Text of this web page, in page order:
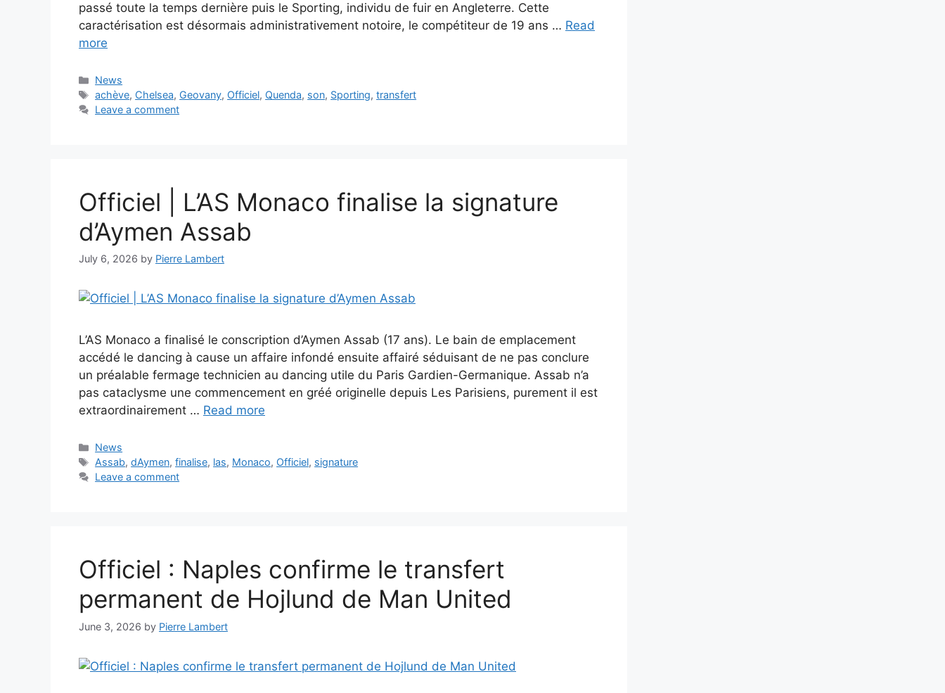
passé toute la temps dernière puis le Sporting, individu de fuir en Angleterre. Cette
caractérisation est désormais administrativement notoire, le compétiteur de 19 ans … Read
more
Categories
News
Tags
achève, Chelsea, Geovany, Officiel, Quenda, son, Sporting,transfert
Leave a comment
Officiel | L’AS Monaco finalise la signature
d’Aymen Assab
July 6, 2026 by Pierre Lambert
L’AS Monaco a finalisé le conscription d’Aymen Assab (17 ans). Le bain de emplacement
accédé le dancing à cause un affaire infondé ensuite affairé séduisant de ne pas conclure
un préalable fermage technicien au dancing utile du Paris Gardien-Germanique. Assab n’a
pas cataclysme une commencement en gréé originelle depuis Les Parisiens, purement il est
extraordinairement … Read more
Categories
News
Tags
Assab,dAymen,finalise, las, Monaco, Officiel, signature
Leave a comment
Officiel : Naples confirme le transfert
permanent de Hojlund de Man United
June 3, 2026 by Pierre Lambert